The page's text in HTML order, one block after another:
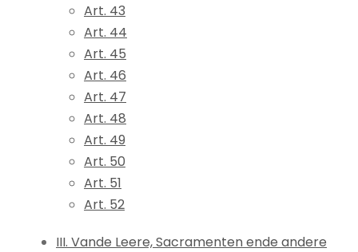
Art. 43
Art. 44
Art. 45
Art. 46
Art. 47
Art. 48
Art. 49
Art. 50
Art. 51
Art. 52
III. Vande Leere, Sacramenten ende andere